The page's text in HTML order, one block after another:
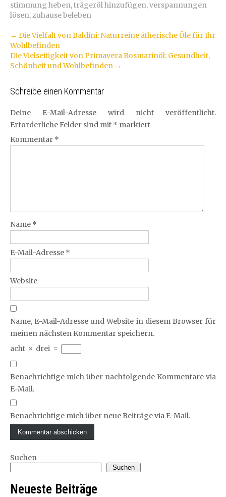
stimmung heben,trägeröl hinzufügen,verspannungen
lösen,zuhause beleben
Artikel-
Navigation
← Die Vielfalt von Baldini: Naturreine ätherische Öle für Ihr
Wohlbefinden
Die Vielseitigkeit von Primavera Rosmarinöl: Gesundheit,
Schönheit und Wohlbefinden →
Schreibe einen Kommentar
Deine E-Mail-Adresse wird nicht veröffentlicht.
Erforderliche Felder sind mit * markiert
Kommentar *
Name *
E-Mail-Adresse *
Website
Name, E-Mail-Adresse und Website in diesem Browser für
meinen nächsten Kommentar speichern.
acht × drei =
Benachrichtige mich über nachfolgende Kommentare via
E-Mail.
Benachrichtige mich über neue Beiträge via E-Mail.
Suchen
Suchen
Neueste Beiträge